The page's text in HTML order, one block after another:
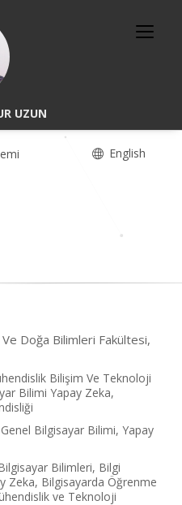
UZUN
English
Doğa Bilimleri Fakültesi,
Bilişim Ve Teknoloji
Bilimi Yapay Zeka,
Genel Bilgisayar Bilimi, Yapay
Bilimleri, Bilgi
Zeka, Bilgisayarda Öğrenme
ve Teknoloji